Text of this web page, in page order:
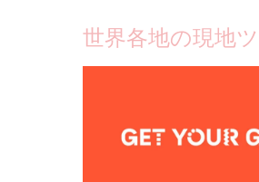
世界各地の現地